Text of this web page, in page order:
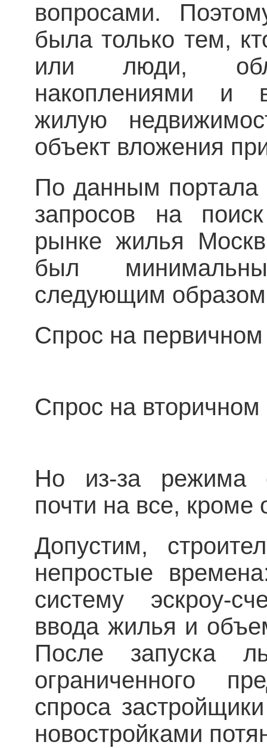
вопросами.
была только тем,
или люди,
накоплениями и
жилую
объект вложения
По данным портала
запросов на
рынке жилья
был
следующим образом
Спрос на
Спрос на
Но из-за режима
почти на все, кроме
Допустим,
непростые
систему эскроу-
ввода жилья и
После запуска
ограниченного
спроса
новостройками